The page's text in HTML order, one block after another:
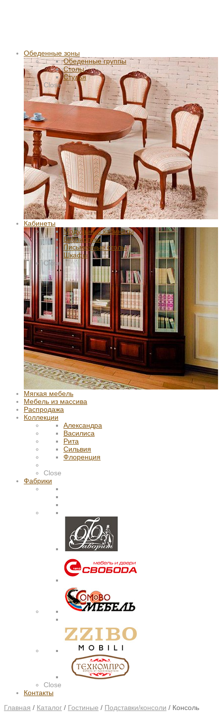
Обеденные зоны
Обеденные группы
Столы
Стулья
Close
Кабинеты
Модульные кабинеты
Библиотеки
Письменные столы
Шкафы
Close
Мягкая мебель
Мебель из массива
Распродажа
Коллекции
Александра
Василиса
Рита
Сильвия
Флоренция
Close
Фабрики
Close
Контакты
Главная / Каталог / Гостиные / Подставки/консоли / Консоль